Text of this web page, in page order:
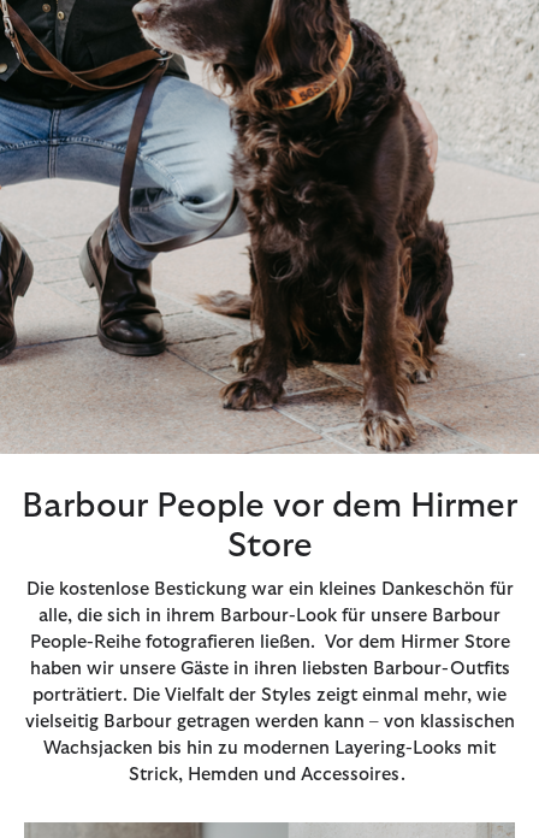
Barbour People vor dem Hirmer
Store
Die kostenlose Bestickung war ein kleines Dankeschön für
alle, die sich in ihrem Barbour-Look für unsere Barbour
People-Reihe fotografieren ließen. Vor dem Hirmer Store
haben wir unsere Gäste in ihren liebsten Barbour-Outfits
porträtiert. Die Vielfalt der Styles zeigt einmal mehr, wie
vielseitig Barbour getragen werden kann – von klassischen
Wachsjacken bis hin zu modernen Layering-Looks mit
Strick, Hemden und Accessoires.